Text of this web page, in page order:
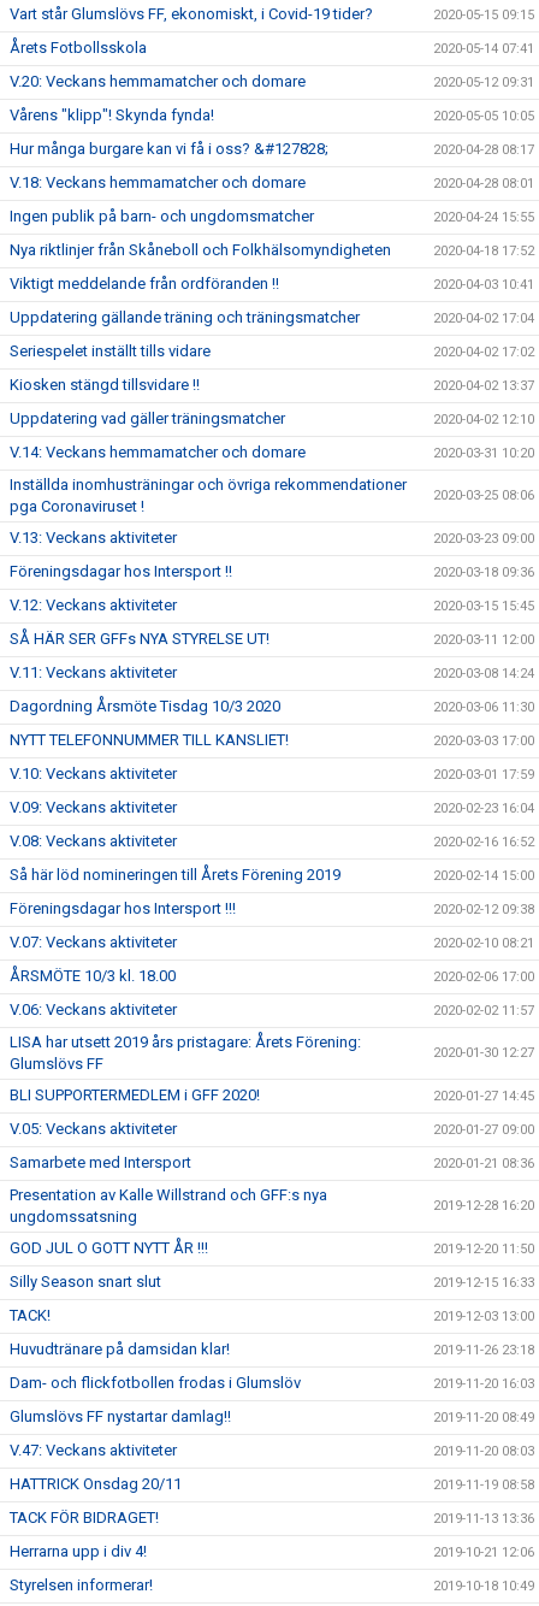
Vart står Glumslövs FF, ekonomiskt, i Covid-19 tider? 2020-05-15 09:15
Årets Fotbollsskola 2020-05-14 07:41
V.20: Veckans hemmamatcher och domare 2020-05-12 09:31
Vårens "klipp"! Skynda fynda! 2020-05-05 10:05
Hur många burgare kan vi få i oss? &#127828; 2020-04-28 08:17
V.18: Veckans hemmamatcher och domare 2020-04-28 08:01
Ingen publik på barn- och ungdomsmatcher 2020-04-24 15:55
Nya riktlinjer från Skåneboll och Folkhälsomyndigheten 2020-04-18 17:52
Viktigt meddelande från ordföranden !! 2020-04-03 10:41
Uppdatering gällande träning och träningsmatcher 2020-04-02 17:04
Seriespelet inställt tills vidare 2020-04-02 17:02
Kiosken stängd tillsvidare !! 2020-04-02 13:37
Uppdatering vad gäller träningsmatcher 2020-04-02 12:10
V.14: Veckans hemmamatcher och domare 2020-03-31 10:20
Inställda inomhusträningar och övriga rekommendationer
pga Coronaviruset !
2020-03-25 08:06
V.13: Veckans aktiviteter 2020-03-23 09:00
Föreningsdagar hos Intersport !! 2020-03-18 09:36
V.12: Veckans aktiviteter 2020-03-15 15:45
SÅ HÄR SER GFFs NYA STYRELSE UT! 2020-03-11 12:00
V.11: Veckans aktiviteter 2020-03-08 14:24
Dagordning Årsmöte Tisdag 10/3 2020 2020-03-06 11:30
NYTT TELEFONNUMMER TILL KANSLIET! 2020-03-03 17:00
V.10: Veckans aktiviteter 2020-03-01 17:59
V.09: Veckans aktiviteter 2020-02-23 16:04
V.08: Veckans aktiviteter 2020-02-16 16:52
Så här löd nomineringen till Årets Förening 2019 2020-02-14 15:00
Föreningsdagar hos Intersport !!! 2020-02-12 09:38
V.07: Veckans aktiviteter 2020-02-10 08:21
ÅRSMÖTE 10/3 kl. 18.00 2020-02-06 17:00
V.06: Veckans aktiviteter 2020-02-02 11:57
LISA har utsett 2019 års pristagare: Årets Förening:
Glumslövs FF
2020-01-30 12:27
BLI SUPPORTERMEDLEM i GFF 2020! 2020-01-27 14:45
V.05: Veckans aktiviteter 2020-01-27 09:00
Samarbete med Intersport 2020-01-21 08:36
Presentation av Kalle Willstrand och GFF:s nya
ungdomssatsning
2019-12-28 16:20
GOD JUL O GOTT NYTT ÅR !!! 2019-12-20 11:50
Silly Season snart slut 2019-12-15 16:33
TACK! 2019-12-03 13:00
Huvudtränare på damsidan klar! 2019-11-26 23:18
Dam- och flickfotbollen frodas i Glumslöv 2019-11-20 16:03
Glumslövs FF nystartar damlag!! 2019-11-20 08:49
V.47: Veckans aktiviteter 2019-11-20 08:03
HATTRICK Onsdag 20/11 2019-11-19 08:58
TACK FÖR BIDRAGET! 2019-11-13 13:36
Herrarna upp i div 4! 2019-10-21 12:06
Styrelsen informerar! 2019-10-18 10:49